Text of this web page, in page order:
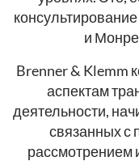
и
Brenner & Klemm
аспектам
деятельности,
связанных с
рассмотрением